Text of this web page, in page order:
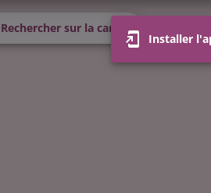
Rechercher sur la carte
Installer